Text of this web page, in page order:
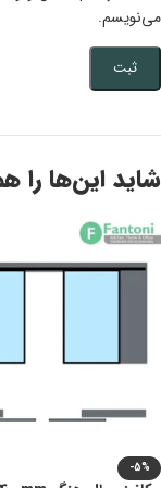
می‌نویسم.
شاید این‌ها را
-5%